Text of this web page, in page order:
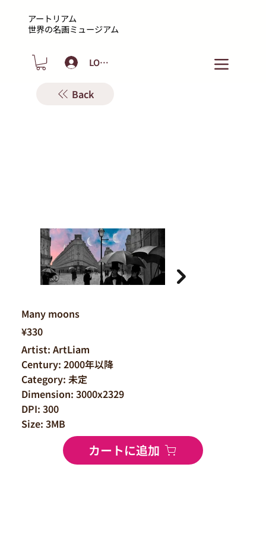
アートリアム
​世界の名画ミュージアム
LOGIN
Back
¥330
Artist: ArtLiam
Century: 2000年以降
Category: 未定
Dimension: 3000x2329
DPI: 300
Size: 3MB
カートに追加
Many moons